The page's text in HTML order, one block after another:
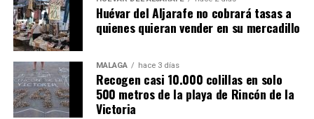
Huévar del Aljarafe no cobrará tasas a
quienes quieran vender en su mercadillo
MÁLAGA hace 3 días
Recogen casi 10.000 colillas en solo
500 metros de la playa de Rincón de la
Victoria